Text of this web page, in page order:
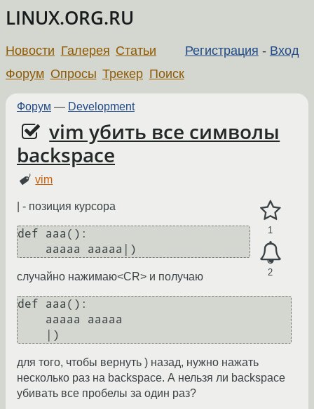
LINUX.ORG.RU
Регистрация - Вход
Новости Галерея Статьи
Форум Опросы Трекер Поиск
Форум — Development
vim убить все символы
backspace
vim
1
2
| - позиция курсора
def aaa():
    aaaaa aaaaa|)
случайно нажимаю<CR> и получаю
def aaa():
для того, чтобы вернуть ) назад, нужно нажать
несколько раз на backspace. А нельзя ли backspace
убивать все пробелы за один раз?